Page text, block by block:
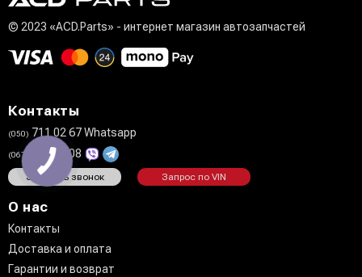
© 2023 «ACD.Parts» - интернет магазин автозапчастей
Контакты
(050) 711 02 67 Whatsapp
(067) 808 27 08
Заказать звонок Запрос по VIN
О нас
Контакты
Доставка и оплата
Гарантии и возврат